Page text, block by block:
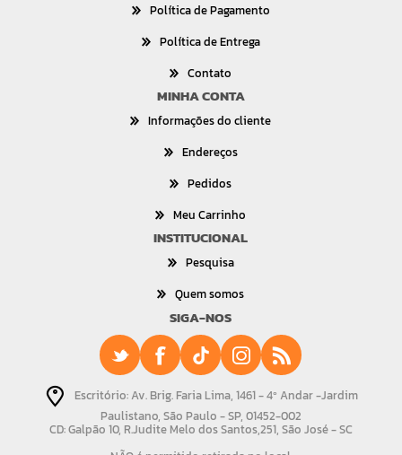
Política de Pagamento
Política de Entrega
Contato
MINHA CONTA
Informações do cliente
Endereços
Pedidos
Meu Carrinho
INSTITUCIONAL
Pesquisa
Quem somos
SIGA-NOS
Escritório: Av. Brig. Faria Lima, 1461 - 4º Andar -Jardim
Paulistano, São Paulo - SP, 01452-002
CD: Galpão 10, R.Judite Melo dos Santos,251, São José - SC